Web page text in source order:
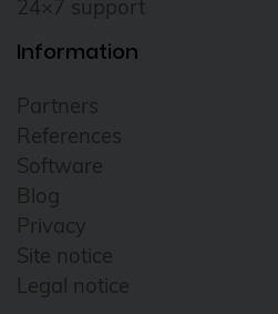
Data Protection
Data recovery
DebConf
debconf24
debian 11
debian 13
24×7 support
Information
Partners
References
Software
Blog
Privacy
Site notice
Legal notice